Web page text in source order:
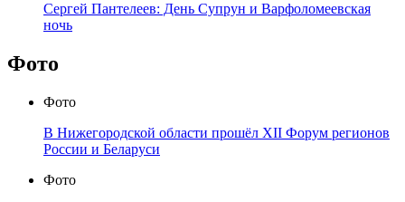
Сергей Пантелеев: День Супрун и Варфоломеевская
ночь
Фото
Фото
В Нижегородской области прошёл XII Форум регионов
России и Беларуси
Фото